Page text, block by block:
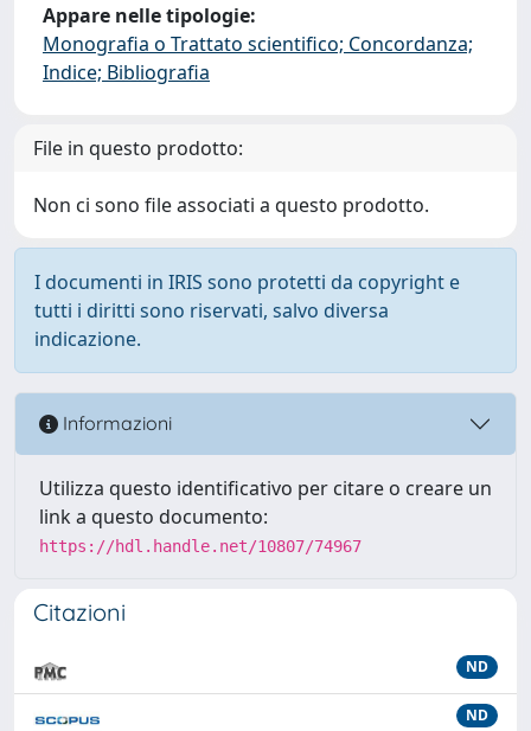
Appare nelle tipologie:
Monografia o Trattato scientifico; Concordanza;
Indice; Bibliografia
File in questo prodotto:
Non ci sono file associati a questo prodotto.
I documenti in IRIS sono protetti da copyright e
tutti i diritti sono riservati, salvo diversa
indicazione.
Informazioni
Utilizza questo identificativo per citare o creare un
link a questo documento:
https://hdl.handle.net/10807/74967
Citazioni
ND
ND